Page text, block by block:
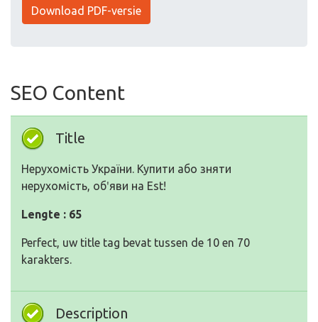
Download PDF-versie
SEO Content
Title
Нерухомість України. Купити або зняти
нерухомість, обʹяви на Est!
Lengte : 65
Perfect, uw title tag bevat tussen de 10 en 70
karakters.
Description